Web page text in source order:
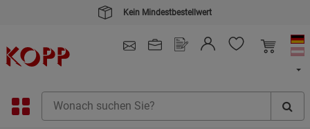
Kein Mindestbestellwert